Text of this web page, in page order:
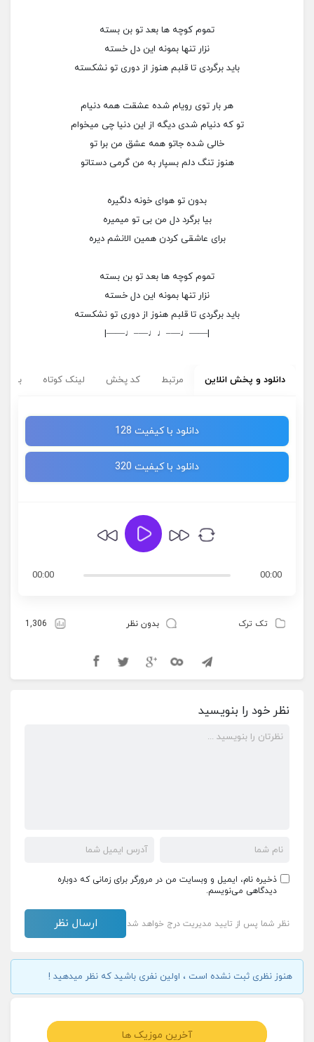
تموم کوچه ها بعد تو بن بسته
نزار تنها بمونه این دل خسته
باید برگردی تا قلبم هنوز از دوری تو نشکسته
هر بار توی رویام شده عشقت همه دنیام
تو که دنیام شدی دیگه از این دنیا چی میخوام
خالی شده جاتو همه عشق من برا تو
هنوز تنگ دلم بسپار به من گرمی دستاتو
بدون تو هوای خونه دلگیره
بیا برگرد دل من بی تو میمیره
برای عاشقی کردن همین الانشم دیره
تموم کوچه ها بعد تو بن بسته
نزار تنها بمونه این دل خسته
باید برگردی تا قلبم هنوز از دوری تو نشکسته
|——♩—–♩♩—–♩——|
دانلود و پخش انلاین مرتبط کد پخش لینک کوتاه
دانلود با کیفیت 128
دانلود با کیفیت 320
00:00
00:00
تک ترک بدون نظر 1,306
نظر خود را بنویسید
ذخیره نام، ایمیل و وبسایت من در مرورگر برای زمانی که دوباره
دیدگاهی می‌نویسم.
نظر شما پس از تایید مدیریت درج خواهد شد
هنوز نظری ثبت نشده است ، اولین نفری باشید که نظر میدهید !
آخرین موزیک ها